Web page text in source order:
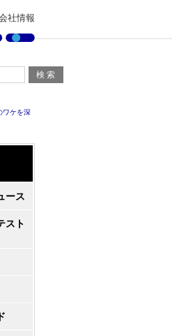
社情報
ワケを深
ース
スト